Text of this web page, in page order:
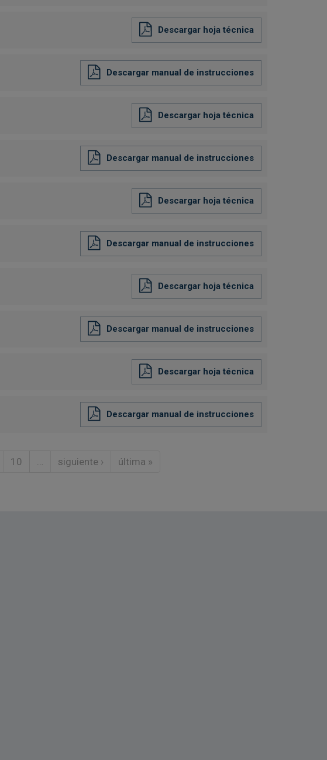
Descargar hoja técnica
Descargar manual de instrucciones
Descargar hoja técnica
Descargar manual de instrucciones
Descargar hoja técnica
Descargar manual de instrucciones
Descargar hoja técnica
Descargar manual de instrucciones
Descargar hoja técnica
Descargar manual de instrucciones
10 siguiente › última »